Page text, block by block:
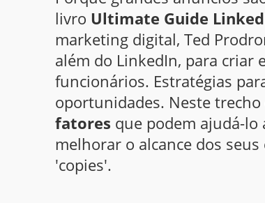
livro Ultimate Guide
marketing digital, Ted
além do LinkedIn, para criar
funcionários. Estratégias
oportunidades. Neste
fatores que podem ajudá-lo
melhorar o alcance dos
'copies'.